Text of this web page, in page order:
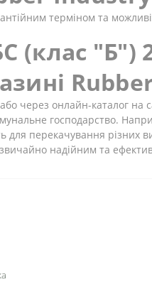
терміном та
(клас "Б")
через онлайн-каталог на
господарство.
для перекачування різних
надійним та